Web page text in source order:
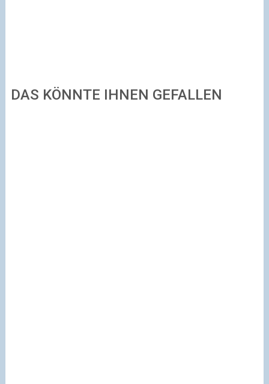
DAS KÖNNTE IHNEN GEFALLEN